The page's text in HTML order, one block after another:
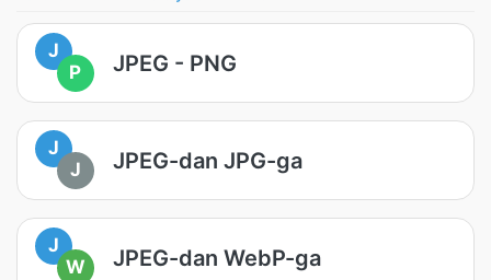
J
P
JPEG - PNG
J
J
JPEG-dan JPG-ga
J
W
JPEG-dan WebP-ga